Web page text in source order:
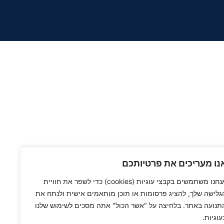
מעריכים את פרטיותכם
אנחנו משתמשים בקבצי עוגיות (cookies) כדי לשפר את חוויית
שלך, להציג פרסומות או תוכן מותאמים אישית ולנתח את
באתר. בלחיצה על "אשר הכול" אתה מסכים לשימוש שלנו